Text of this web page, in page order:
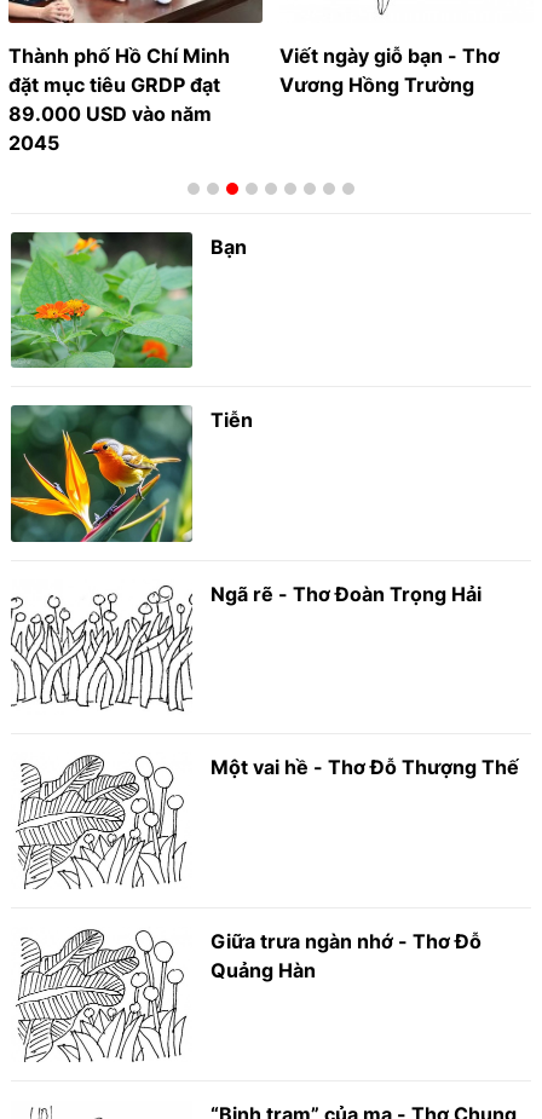
Thành phố Hồ Chí Minh
đặt mục tiêu GRDP đạt
89.000 USD vào năm
2045
Viết ngày giỗ bạn - Thơ
Vương Hồng Trường
Bạn
Tiễn
Ngã rẽ - Thơ Đoàn Trọng Hải
Một vai hề - Thơ Đỗ Thượng Thế
Giữa trưa ngàn nhớ - Thơ Đỗ
Quảng Hàn